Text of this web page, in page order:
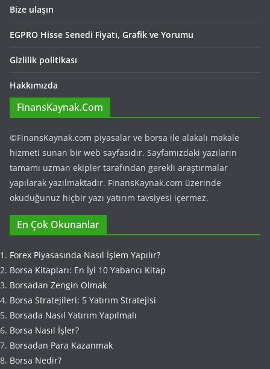
Bize ulaşın
EGPRO Hisse Senedi Fiyatı, Grafik ve Yorumu
Gizlilik politikası
Hakkımızda
FinansKaynak.Com
©FinansKaynak.com piyasalar ve borsa ile alakalı makale
hizmeti sunan bir web sayfasıdır. Sayfamızdaki yazıların
tamamı uzman ekipler tarafından gerekli araştırmalar
yapılarak yazılmaktadır. FinansKaynak.com üzerinde
okuduğunuz hiçbir yazı yatırım tavsiyesi içermez.
En Çok Okunanlar
Forex Piyasasında Nasıl İşlem Yapılır?
Borsa Kitapları: En İyi 10 Yabancı Kitap
Borsadan Zengin Olmak
Borsa Stratejileri: 5 Yatırım Stratejisi
Borsada Nasıl Yatırım Yapılmalı
Borsa Nasıl İşler?
Borsadan Para Kazanmak
Borsa Nedir?